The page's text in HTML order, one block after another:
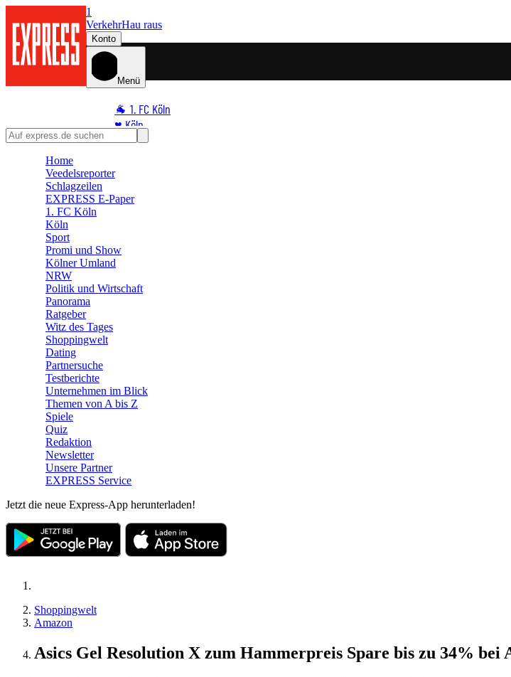
1
VerkehrHau raus
Konto
Menü
🐐 1. FC Köln
♥️ Köln
⭐ Promi
🛒 Shoppingwelt
🧩 Spiele
Home
Veedelsreporter
Schlagzeilen
EXPRESS E-Paper
1. FC Köln
Köln
Sport
Promi und Show
Kölner Umland
NRW
Politik und Wirtschaft
Panorama
Ratgeber
Witz des Tages
Shoppingwelt
Dating
Partnersuche
Testberichte
Unternehmen im Blick
Themen von A bis Z
Spiele
Quiz
Redaktion
Newsletter
Unsere Partner
EXPRESS Service
Jetzt die neue Express-App herunterladen!
Shoppingwelt
Amazon
Asics Gel Resolution X zum Hammerpreis Spare bis zu 34% bei